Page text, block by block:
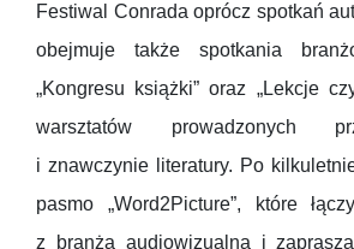
Festiwal Conrada oprócz spotkań
obejmuje także spotkania
„Kongresu książki” oraz „Lekcje
warsztatów prowadzonych
i znawczynie literatury. Po
pasmo „Word2Picture”, które
z branżą audiowizualną i